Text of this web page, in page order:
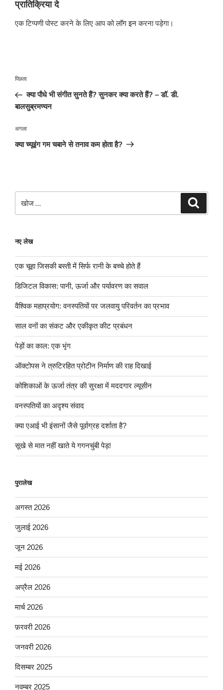
प्रातिक्रिया दे
एक टिप्पणी पोस्ट करने के लिए आप कोलॉग इनकरना पड़ेगा।
पोस्ट
पिछला
पोस्ट:
पिछला
क्या पौधे भी संगीत सुनते हैं? सुनकर क्या करते हैं? – डॉ. डी.
बालसुब्रमण्यन
अगली
पोस्ट
अगला
क्या च्यूइंग गम चबाने से तनाव कम होता है?
नए लेख
एक चूहा जिसकी बस्ती में सिर्फ रानी के बच्चे होते हैं
डिजिटल विकास: पानी, ऊर्जा और पर्यावरण का सवाल
वैश्विक महाप्रयोग: वनस्पतियों पर जलवायु परिवर्तन का प्रभाव
साल वनों का संकट और एकीकृत कीट प्रबंधन
पेड़ों का काल: एक भृंग
ऑक्टोपस ने त्रुटिरहित प्रोटीन निर्माण की राह दिखाई
कोशिकाओं के ऊर्जा तंत्र की सुरक्षा में मददगार ल्यूसीन
वनस्पतियों का अदृश्य संवाद
क्या एआई भी इंसानों जैसे पूर्वाग्रह दर्शाता है?
सूखे से मात नहीं खाते ये गगनचुंबी पेड़!
पुरालेख
अगस्त 2026
जुलाई 2026
जून 2026
मई 2026
अप्रैल 2026
मार्च 2026
फ़रवरी 2026
जनवरी 2026
दिसम्बर 2025
नवम्बर 2025